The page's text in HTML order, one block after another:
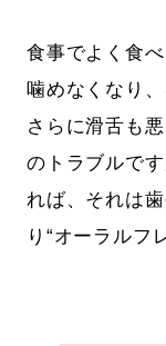
食事でよく食
噛めなくなり
さらに滑舌も
のトラブルで
れば、それは
り“オーラルフ